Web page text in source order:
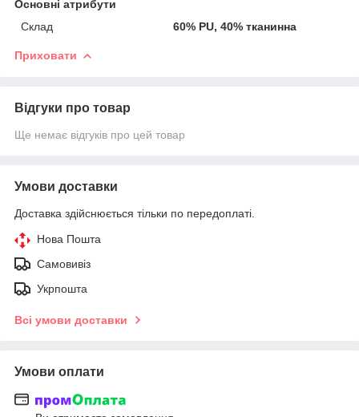
Основні атрибути
Склад
60% PU, 40% тканинна
Приховати
Відгуки про товар
Ще немає відгуків про цей товар
Умови доставки
Доставка здійснюється тільки по передоплаті.
Нова Пошта
Самовивіз
Укрпошта
Всі умови доставки
Умови оплати